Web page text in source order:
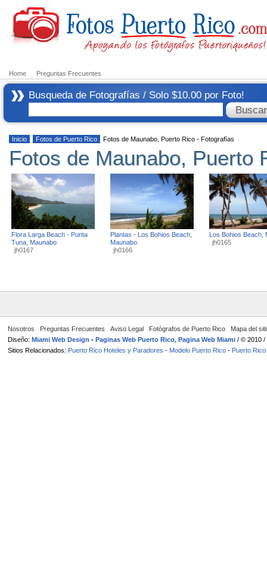
Home Preguntas Frecuentes
Busqueda de Fotografías / Solo $10.00 por Foto!
Inicio Fotos de Puerto Rico Fotos de Maunabo, Puerto Rico - Fotografías
Fotos de Maunabo, Puerto
Flora Larga Beach - Punta
Tuna, Maunabo
jh0167
Plantas - Los Bohios Beach,
Maunabo
jh0166
Los Bohios Beach,
jh0165
Nosotros Preguntas Frecuentes Aviso Legal Fotógrafos de Puerto Rico
Mapa del
Diseño: Miami Web Design - Paginas Web Puerto Rico, Pagina Web Miami / © 2010 /
Sitios Relacionados: Puerto Rico Hoteles y Paradores - Modelo Puerto Rico - Puerto